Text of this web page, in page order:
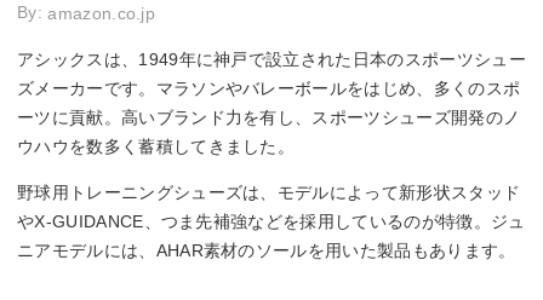
By:amazon.co.jp
アシックスは、1949年に神戸で設立された日本のスポーツシュー
ズメーカーです。マラソンやバレーボールをはじめ、多くのスポ
ーツに貢献。高いブランド力を有し、スポーツシューズ開発のノ
ウハウを数多く蓄積してきました。
野球用トレーニングシューズは、モデルによって新形状スタッド
やX-GUIDANCE、つま先補強などを採用しているのが特徴。ジュ
ニアモデルには、AHAR素材のソールを用いた製品もあります。